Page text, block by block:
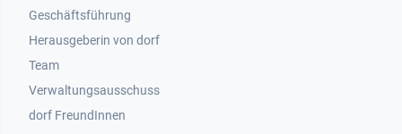
Geschäftsführung
Herausgeberin von dorf
Team
Verwaltungsausschuss
dorf FreundInnen